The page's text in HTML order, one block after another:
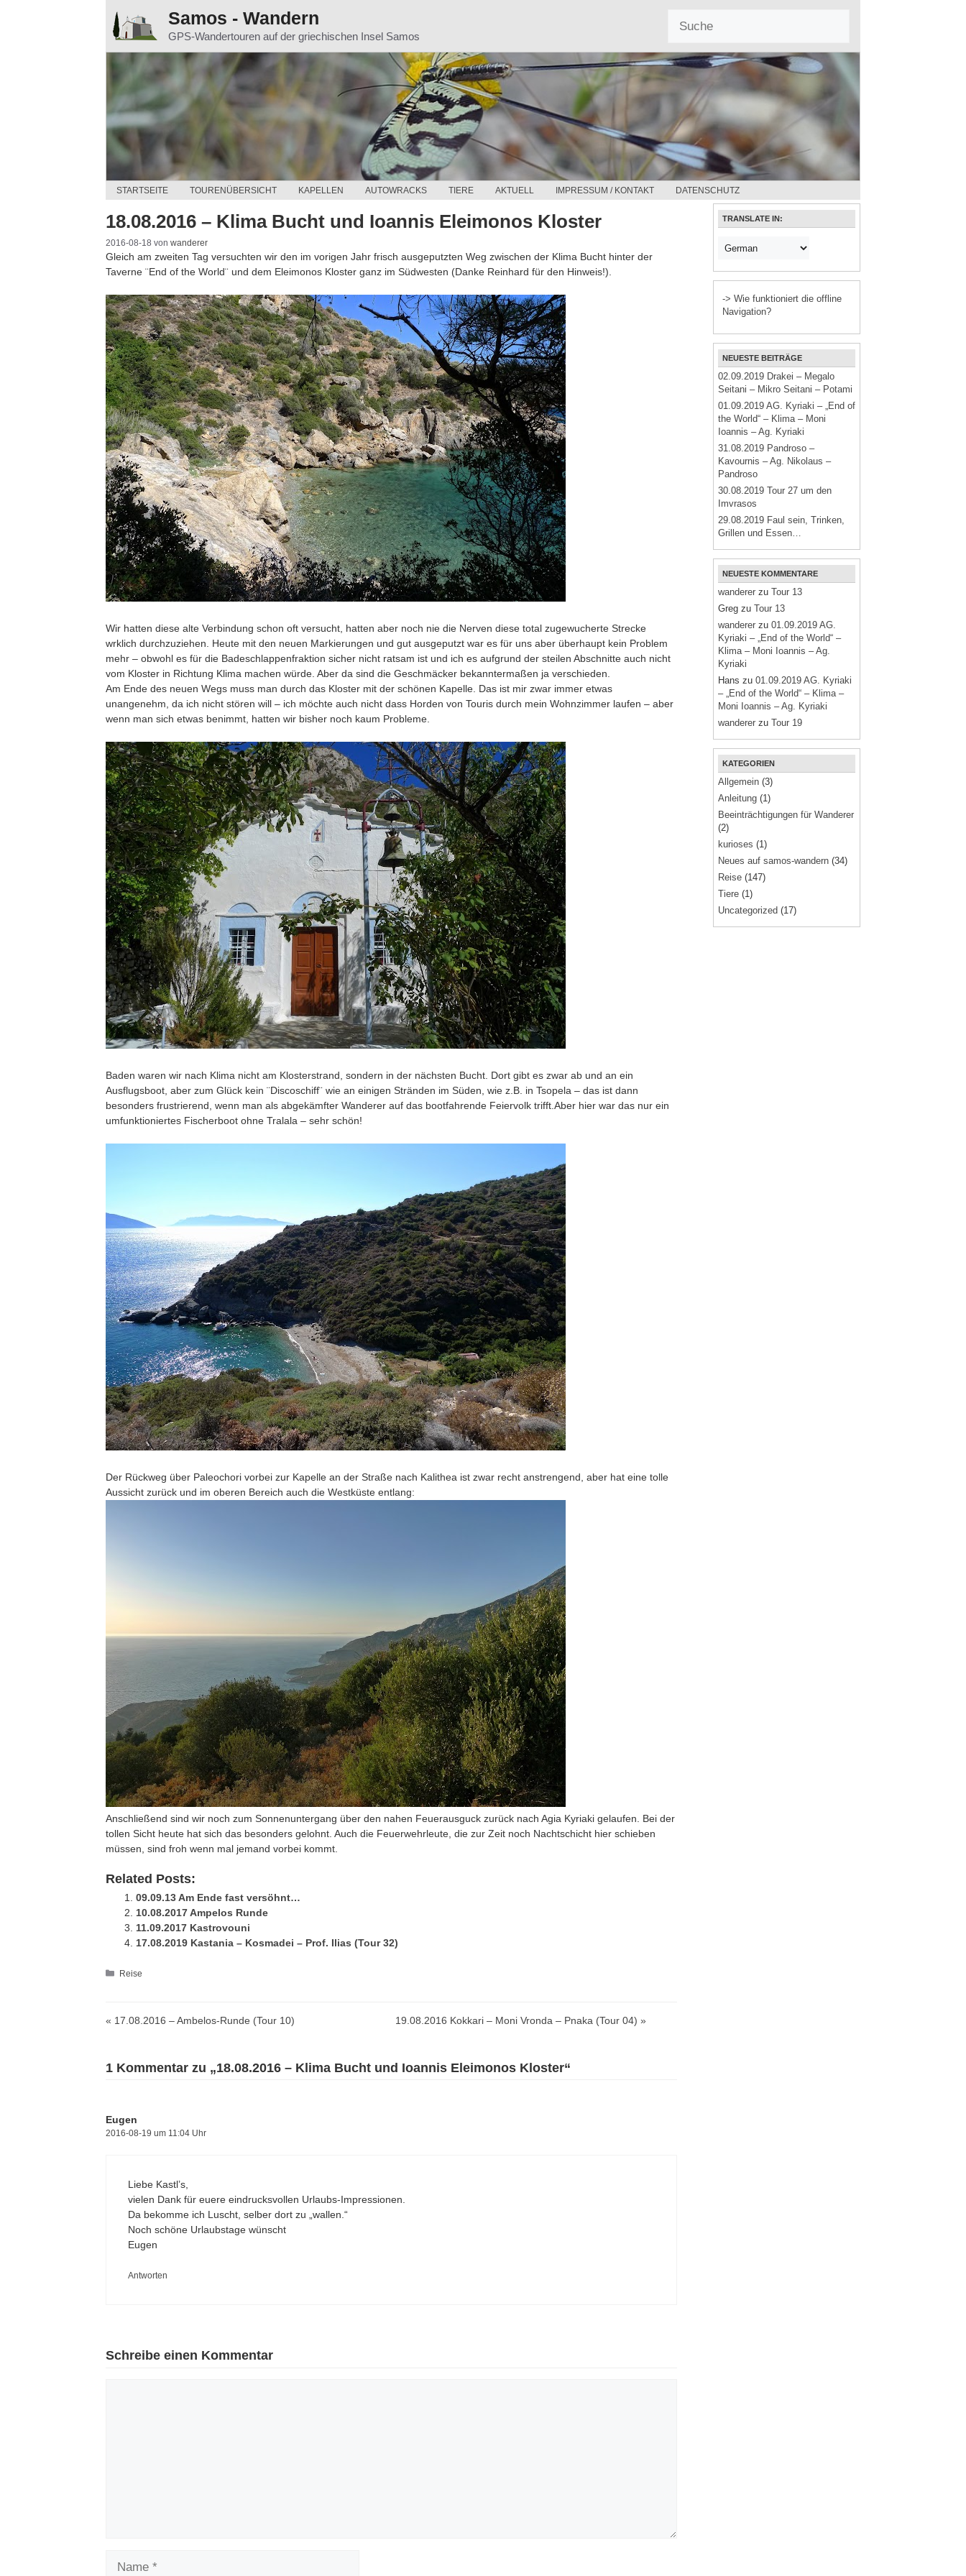
Samos - Wandern
GPS-Wandertouren auf der griechischen Insel Samos
STARTSEITE TOURENÜBERSICHT KAPELLEN AUTOWRACKS TIERE AKTUELL IMPRESSUM / KONTAKT DATENSCHUTZ
18.08.2016 – Klima Bucht und Ioannis Eleimonos Kloster
2016-08-18 von wanderer
Gleich am zweiten Tag versuchten wir den im vorigen Jahr frisch ausgeputzten Weg zwischen der Klima Bucht hinter der
Taverne ¨End of the World¨ und dem Eleimonos Kloster ganz im Südwesten (Danke Reinhard für den Hinweis!).
Wir hatten diese alte Verbindung schon oft versucht, hatten aber noch nie die Nerven diese total zugewucherte Strecke
wrklich durchzuziehen. Heute mit den neuen Markierungen und gut ausgeputzt war es für uns aber überhaupt kein Problem
mehr – obwohl es für die Badeschlappenfraktion sicher nicht ratsam ist und ich es aufgrund der steilen Abschnitte auch nicht
vom Kloster in Richtung Klima machen würde. Aber da sind die Geschmäcker bekanntermaßen ja verschieden.
Am Ende des neuen Wegs muss man durch das Kloster mit der schönen Kapelle. Das ist mir zwar immer etwas
unangenehm, da ich nicht stören will – ich möchte auch nicht dass Horden von Touris durch mein Wohnzimmer laufen – aber
wenn man sich etwas benimmt, hatten wir bisher noch kaum Probleme.
Baden waren wir nach Klima nicht am Klosterstrand, sondern in der nächsten Bucht. Dort gibt es zwar ab und an ein
Ausflugsboot, aber zum Glück kein ¨Discoschiff¨ wie an einigen Stränden im Süden, wie z.B. in Tsopela – das ist dann
besonders frustrierend, wenn man als abgekämfter Wanderer auf das bootfahrende Feiervolk trifft.Aber hier war das nur ein
umfunktioniertes Fischerboot ohne Tralala – sehr schön!
Der Rückweg über Paleochori vorbei zur Kapelle an der Straße nach Kalithea ist zwar recht anstrengend, aber hat eine tolle
Aussicht zurück und im oberen Bereich auch die Westküste entlang:
Anschließend sind wir noch zum Sonnenuntergang über den nahen Feuerausguck zurück nach Agia Kyriaki gelaufen. Bei der
tollen Sicht heute hat sich das besonders gelohnt. Auch die Feuerwehrleute, die zur Zeit noch Nachtschicht hier schieben
müssen, sind froh wenn mal jemand vorbei kommt.
Related Posts:
09.09.13 Am Ende fast versöhnt…
10.08.2017 Ampelos Runde
11.09.2017 Kastrovouni
17.08.2019 Kastania – Kosmadei – Prof. Ilias (Tour 32)
Kategorien
Reise
« 17.08.2016 – Ambelos-Runde (Tour 10) 19.08.2016 Kokkari – Moni Vronda – Pnaka (Tour 04) »
1 Kommentar zu „18.08.2016 – Klima Bucht und Ioannis Eleimonos Kloster“
Eugen
2016-08-19 um 11:04 Uhr
Liebe Kastl’s,
vielen Dank für euere eindrucksvollen Urlaubs-Impressionen.
Da bekomme ich Luscht, selber dort zu „wallen.“
Noch schöne Urlaubstage wünscht
Eugen
Antworten
Schreibe einen Kommentar
TRANSLATE IN:
-> Wie funktioniert die offline
Navigation?
NEUESTE BEITRÄGE
02.09.2019 Drakei – Megalo
Seitani – Mikro Seitani – Potami
01.09.2019 AG. Kyriaki – „End of
the World“ – Klima – Moni
Ioannis – Ag. Kyriaki
31.08.2019 Pandroso –
Kavournis – Ag. Nikolaus –
Pandroso
30.08.2019 Tour 27 um den
Imvrasos
29.08.2019 Faul sein, Trinken,
Grillen und Essen…
NEUESTE KOMMENTARE
wanderer zu Tour 13
Greg zu Tour 13
wanderer zu 01.09.2019 AG.
Kyriaki – „End of the World“ –
Klima – Moni Ioannis – Ag.
Kyriaki
Hans zu 01.09.2019 AG. Kyriaki
– „End of the World“ – Klima –
Moni Ioannis – Ag. Kyriaki
wanderer zu Tour 19
KATEGORIEN
Allgemein (3)
Anleitung (1)
Beeinträchtigungen für Wanderer
(2)
kurioses (1)
Neues auf samos-wandern (34)
Reise (147)
Tiere (1)
Uncategorized (17)